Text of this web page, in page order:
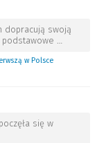
dopracują swoją
podstawowe …
w Polsce
się w